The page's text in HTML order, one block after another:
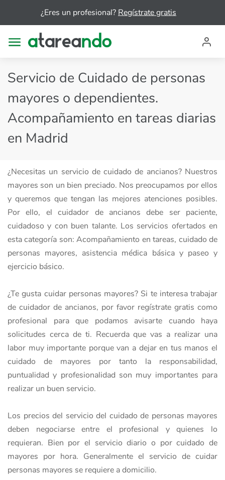
¿Eres un profesional?Regístrate gratis
Servicio de Cuidado de personas
mayores o dependientes.
Acompañamiento en tareas diarias
en Madrid
¿Necesitas un servicio de cuidado de ancianos? Nuestros
mayores son un bien preciado. Nos preocupamos por ellos
y queremos que tengan las mejores atenciones posibles.
Por ello, el cuidador de ancianos debe ser paciente,
cuidadoso y con buen talante. Los servicios ofertados en
esta categoría son: Acompañamiento en tareas, cuidado de
personas mayores, asistencia médica básica y paseo y
ejercicio básico.
¿Te gusta cuidar personas mayores? Si te interesa trabajar
de cuidador de ancianos, por favor regístrate gratis como
profesional para que podamos avisarte cuando haya
solicitudes cerca de ti. Recuerda que vas a realizar una
labor muy importante porque van a dejar en tus manos el
cuidado de mayores por tanto la responsabilidad,
puntualidad y profesionalidad son muy importantes para
realizar un buen servicio.
Los precios del servicio del cuidado de personas mayores
deben negociarse entre el profesional y quienes lo
requieran. Bien por el servicio diario o por cuidado de
mayores por hora. Generalmente el servicio de cuidar
personas mayores se requiere a domicilio.